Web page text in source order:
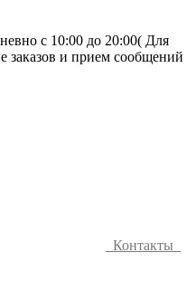
с 10:00 до 20:00( Для
заказов и прием сообщений
Контакты